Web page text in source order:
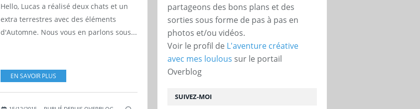
Hello, Lucas a réalisé deux chats et un
extra terrestres avec des éléments
d'Automne. Nous vous en parlons sous...
EN SAVOIR PLUS
SUIVEZ-MOI
partageons des bons plans et des
sorties sous forme de pas à pas en
photos et/ou vidéos.
Voir le profil de L'aventure créative
avec mes loulous sur le portail
Overblog